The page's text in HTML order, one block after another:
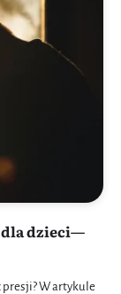
dla dzieci—
presji? W artykule